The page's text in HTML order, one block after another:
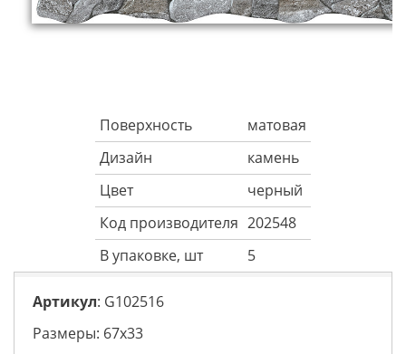
Поверхность
матовая
Дизайн
камень
Цвет
черный
Код производителя 202548
В упаковке, шт
5
Артикул: G102516
Размеры: 67х33